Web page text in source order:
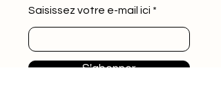
Saisissez votre e-mail ici
S'abonner